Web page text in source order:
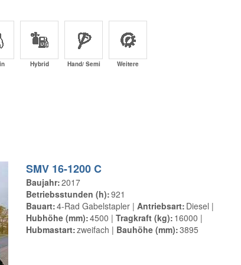
Hybrid Hand/ Semi Weitere
SMV 16-1200 C
Baujahr 2017
Betriebsstunden (h) 921
Bauart 4-Rad Gabelstapler Antriebsart Diesel
Hubhöhe (mm) 4500 Tragkraft (kg) 16000
Hubmastart zweifach Bauhöhe (mm) 3895